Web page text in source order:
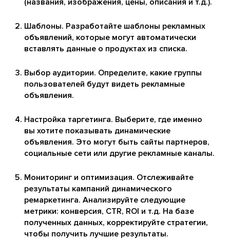
(названия, изображения, цены, описания и т.д.).
Шаблоны. Разработайте шаблоны рекламных
объявлений, которые могут автоматически
вставлять данные о продуктах из списка.
Выбор аудитории. Определите, какие группы
пользователей будут видеть рекламные
объявления.
Настройка таргетинга. Выберите, где именно
вы хотите показывать динамические
объявления. Это могут быть сайты партнеров,
социальные сети или другие рекламные каналы.
Мониторинг и оптимизация. Отслеживайте
результаты кампаний динамического
ремаркетинга. Анализируйте следующие
метрики: конверсия, CTR, ROI и т.д. На базе
полученных данных, корректируйте стратегии,
чтобы получить лучшие результаты.